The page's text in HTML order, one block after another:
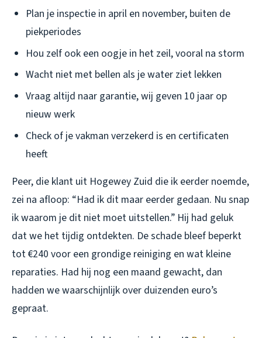
Plan je inspectie in april en november, buiten de
piekperiodes
Hou zelf ook een oogje in het zeil, vooral na storm
Wacht niet met bellen als je water ziet lekken
Vraag altijd naar garantie, wij geven 10 jaar op
nieuw werk
Check of je vakman verzekerd is en certificaten
heeft
Peer, die klant uit Hogewey Zuid die ik eerder noemde,
zei na afloop: “Had ik dit maar eerder gedaan. Nu snap
ik waarom je dit niet moet uitstellen.” Hij had geluk
dat we het tijdig ontdekten. De schade bleef beperkt
tot €240 voor een grondige reiniging en wat kleine
reparaties. Had hij nog een maand gewacht, dan
hadden we waarschijnlijk over duizenden euro’s
gepraat.